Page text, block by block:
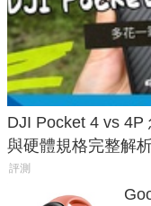
DJI Pocket 4 vs 4P
與硬體規格完整解
評測